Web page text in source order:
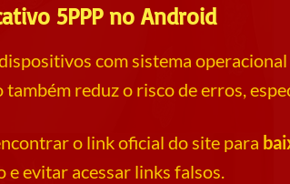
5PPP no Android
com sistema
reduz o risco de erros,
o link oficial do site para
e evitar acessar links falsos.